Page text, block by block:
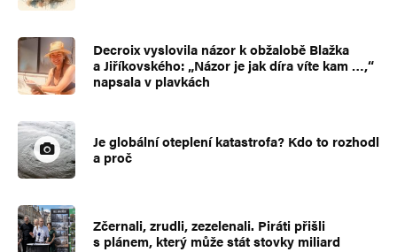
Decroix vyslovila názor k obžalobě Blažka
a Jiříkovského: „Názor je jak díra víte kam …,“
napsala v plavkách
Je globální oteplení katastrofa? Kdo to rozhodl
a proč
Zčernali, zrudli, zezelenali. Piráti přišli
s plánem, který může stát stovky miliard